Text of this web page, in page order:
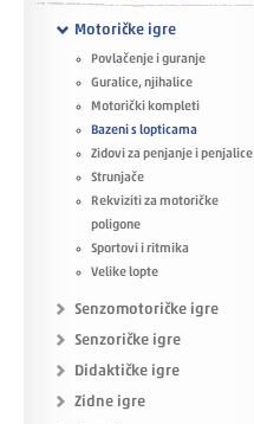
Motoričke igre
Povlačenje i guranje
Guralice, njihalice
Motorički kompleti
Bazeni s lopticama
Zidovi za penjanje i penjalice
Strunjače
Rekviziti za motoričke
poligone
Sportovi i ritmika
Velike lopte
Senzomotoričke igre
Senzoričke igre
Didaktičke igre
Zidne igre